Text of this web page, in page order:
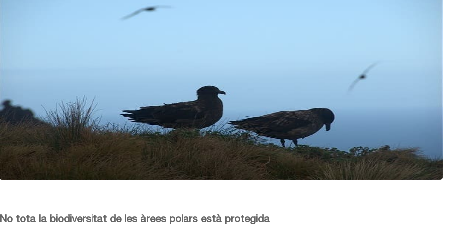
No tota la biodiversitat de les àrees polars està protegida